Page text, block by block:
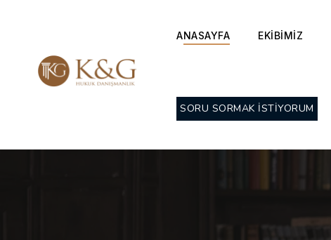
ANASAYFA EKİBİMİZ
SORU SORMAK İSTİYORUM